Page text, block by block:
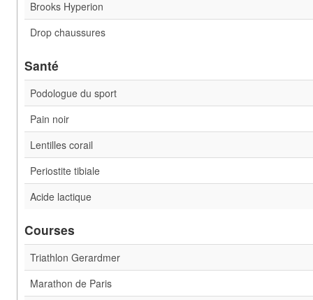
Brooks Hyperion
Drop chaussures
Santé
Podologue du sport
Pain noir
Lentilles corail
Periostite tibiale
Acide lactique
Courses
Triathlon Gerardmer
Marathon de Paris